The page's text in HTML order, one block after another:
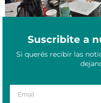
Suscribite a
Si querés recibir las